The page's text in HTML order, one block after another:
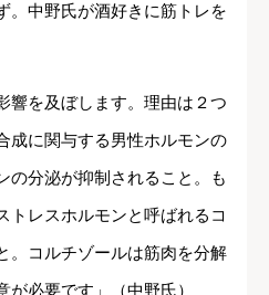
。中野氏が酒好きに筋トレを
響を及ぼします。理由は２つ
成に関与する男性ホルモンの
の分泌が抑制されること。も
トレスホルモンと呼ばれるコ
。コルチゾールは筋肉を分解
必要です」（中野氏）